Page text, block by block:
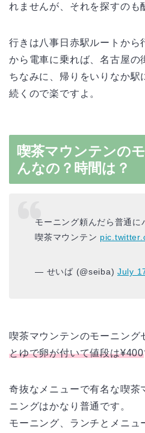
れませんが、それを探すのも
行きは八事日赤駅ルートから
から電車に乗れば、名古屋の
ちなみに、帰りをいりなか駅
続くので楽ですよ。
喫茶マウンテンの
んなの？時間は？
モーニング頼んだら普通に
喫茶マウンテン
— せいば (@seiba) July
喫茶マウンテンのモーニング
とゆで卵が付いて値段は¥400
奇抜なメニューで有名な喫茶
ニングはかなり普通です。
モーニング、ランチとメニュ